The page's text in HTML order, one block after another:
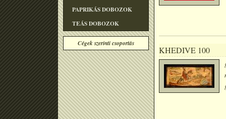
PAPRIKÁS DOBOZOK
TEÁS DOBOZOK
Cégek szerinti csoportás
KHEDIVE 100